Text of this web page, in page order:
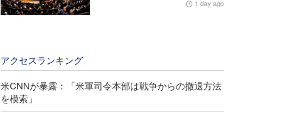
1 day ago
アクセスランキング
米CNNが暴露：「米軍司令本部は戦争からの撤退方法
を模索」